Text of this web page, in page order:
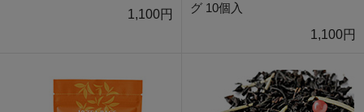
1,100円
グ 10個入
1,100円